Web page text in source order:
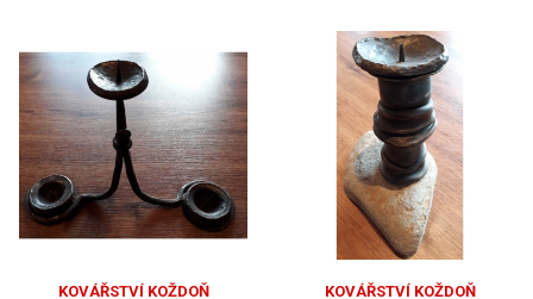
KOVÁŘSTVÍ KOŽDOŇ KOVÁŘSTVÍ KOŽDOŇ